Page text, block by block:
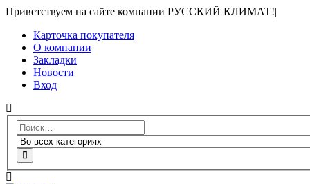
Приветствуем на сайте компании РУССКИЙ КЛИМАТ!|
Карточка покупателя
О компании
Закладки
Новости
Вход